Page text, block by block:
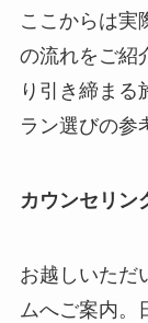
ここからは実
の流れをご紹
り引き締まる
ラン選びの参
カウンセリン
お越しいただ
ムへご案内。